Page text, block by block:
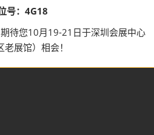
号：4G18
待您10月19-21日于深圳会展中心
老展馆）相会！